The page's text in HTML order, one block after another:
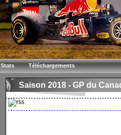
Stats Téléchargements
Saison 2018 - GP du